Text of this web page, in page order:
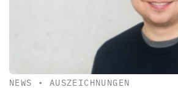
NEWS • AUSZEICHNUNGEN